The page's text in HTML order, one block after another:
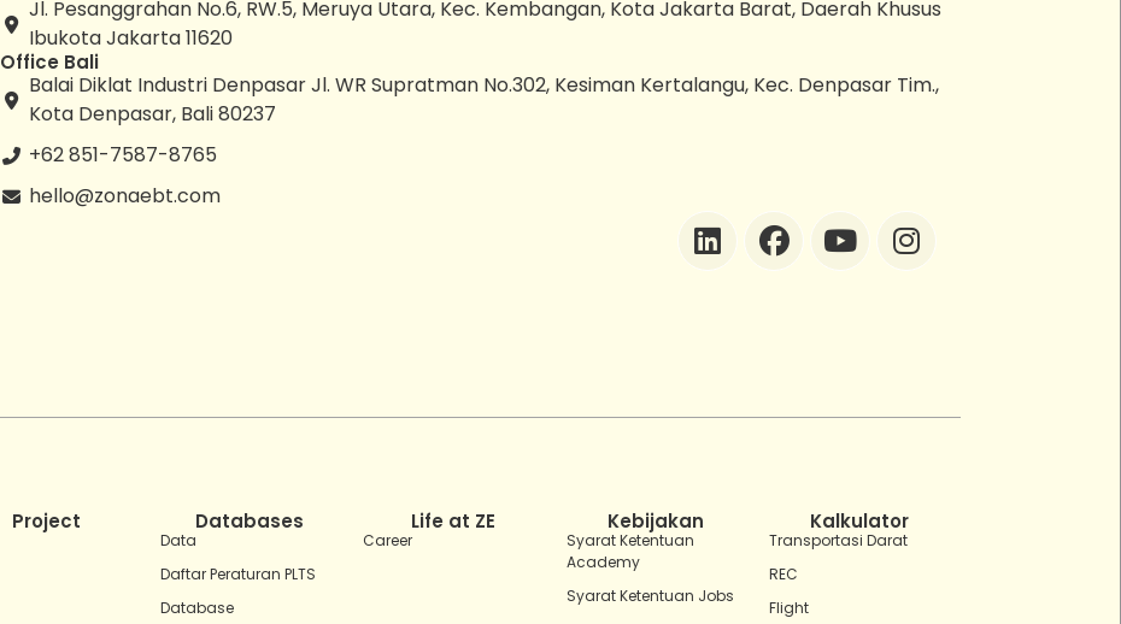
Jl. Pesanggrahan No.6, RW.5, Meruya Utara, Kec. Kembangan, Kota Jakarta Barat, Daerah Khusus
Ibukota Jakarta 11620
Office Bali
Balai Diklat Industri Denpasar Jl. WR Supratman No.302, Kesiman Kertalangu, Kec. Denpasar Tim.,
Kota Denpasar, Bali 80237
+62 851-7587-8765
hello@zonaebt.com
Project Databases
Data
Daftar Peraturan PLTS
Database
Life at ZE
Career
Kebijakan
Syarat Ketentuan
Academy
Syarat Ketentuan Jobs
Kalkulator
Transportasi Darat
REC
Flight